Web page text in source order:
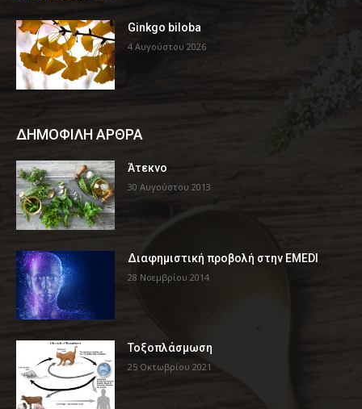
Ginkgo biloba
4 Αυγούστου 2026
ΔΗΜΟΦΙΛΗ ΑΡΘΡΑ
Άτεκνο
30 Αυγούστου 2013
Διαφημιστική προβολή στην EMEDI
28 Νοεμβρίου 2014
Τοξοπλάσμωση
25 Οκτωβρίου 2021